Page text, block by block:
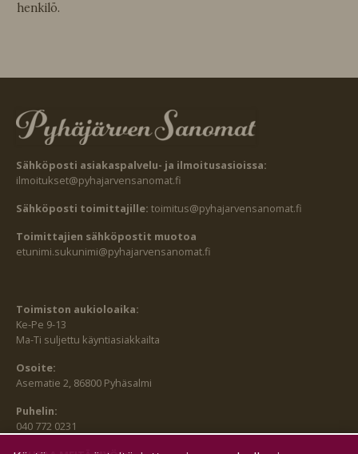
henkilö.
Sähköposti asiakaspalvelu- ja ilmoitusasioissa:
ilmoitukset@pyhajarvensanomat.fi
Sähköposti toimittajille: toimitus@pyhajarvensanomat.fi
Toimittajien sähköpostit muotoa
etunimi.sukunimi@pyhajarvensanomat.fi
Toimiston aukioloaika:
Ke-Pe 9-13
Ma-Ti suljettu käyntiasiakkailta
Osoite:
Asematie 2, 86800 Pyhäsalmi
Puhelin:
040 772 0231